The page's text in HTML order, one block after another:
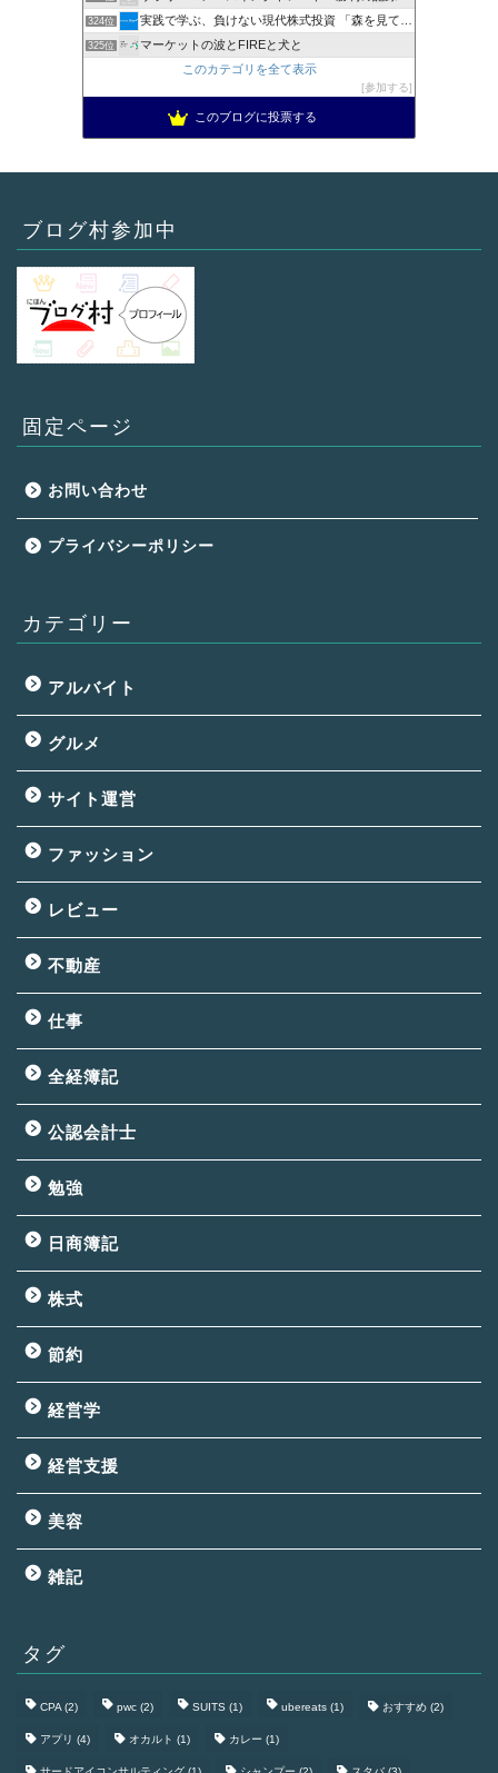
324位 実践で学ぶ、負けない現代株式投資 「森を見て、木を見る」
325位
マーケットの波とFIREと犬と
このカテゴリを全て表示
参加する
このブログに投票する
ブログ村参加中
固定ページ
お問い合わせ
プライバシーポリシー
カテゴリー
アルバイト
グルメ
サイト運営
ファッション
レビュー
不動産
仕事
全経簿記
公認会計士
勉強
日商簿記
株式
節約
経営学
経営支援
美容
雑記
タグ
CPA (2) pwc (2) SUITS (1) ubereats (1) おすすめ (2)
アプリ (4) オカルト (1) カレー (1)